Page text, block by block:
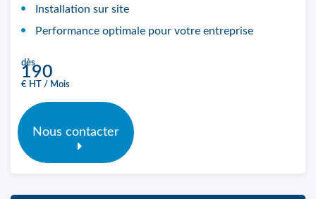
Installation sur site
Performance optimale pour votre entreprise
dès
190
€ HT / Mois
Nous contacter